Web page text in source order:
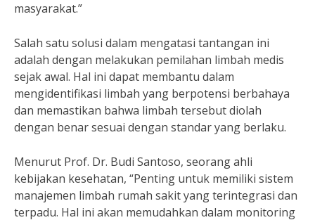
masyarakat.”
Salah satu solusi dalam mengatasi tantangan ini
adalah dengan melakukan pemilahan limbah medis
sejak awal. Hal ini dapat membantu dalam
mengidentifikasi limbah yang berpotensi berbahaya
dan memastikan bahwa limbah tersebut diolah
dengan benar sesuai dengan standar yang berlaku.
Menurut Prof. Dr. Budi Santoso, seorang ahli
kebijakan kesehatan, “Penting untuk memiliki sistem
manajemen limbah rumah sakit yang terintegrasi dan
terpadu. Hal ini akan memudahkan dalam monitoring